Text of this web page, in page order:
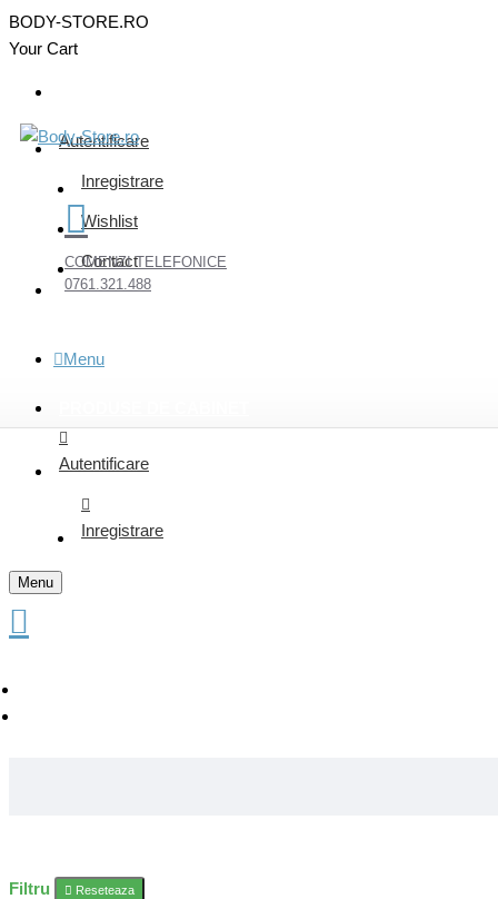
BODY-STORE.RO
Your Cart
Autentificare
Inregistrare
Wishlist
Contact
COMENZI TELEFONICE
0761.321.488
Menu
Autentificare
Inregistrare
Menu
Filtru Reseteaza